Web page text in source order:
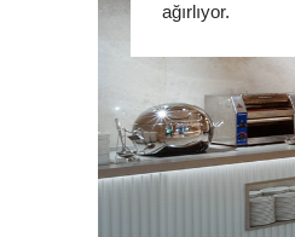
ağırlıyor.